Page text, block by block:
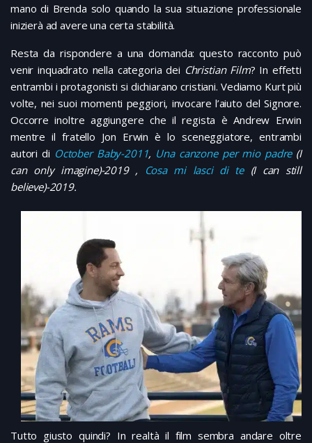
mano di Brenda solo quando la sua situazione professionale
inizierà ad avere una certa stabilità.
Resta da rispondere a una domanda: questo racconto può
venir inquadrato nella categoria dei Christian Film? In effetti
entrambi i protagonisti si dichiarano cristiani. Vediamo Kurt più
volte, nei suoi momenti peggiori, invocare l’aiuto del Signore.
Occorre inoltre aggiungere che il regista è Andrew Erwin
mentre il fratello Jon Erwin è lo sceneggiatore, entrambi
autori di October Baby-2011, Una canzone per mio padre(I
can only imagine)-2019 ,
Cosa mi lasci di te(I can still
believe)-2019.
Tutto giusto quindi? In realtà il film sembra andare oltre